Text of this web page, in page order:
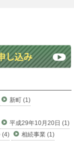
新町 (1)
平成29年10月20日 (1)
(4)
相続事業 (1)